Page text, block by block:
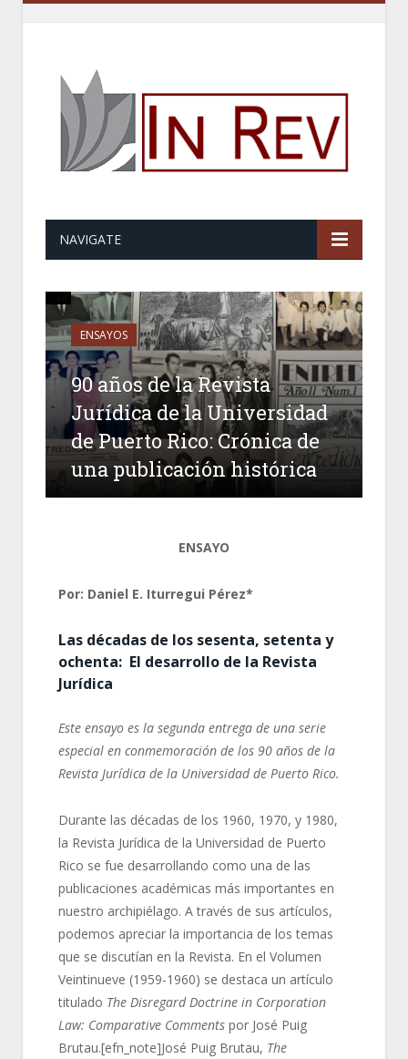
NAVIGATE
ENSAYOS
90 años de la Revista
Jurídica de la Universidad
de Puerto Rico: Crónica de
una publicación histórica
ENSAYO
Por: Daniel E. Iturregui Pérez*
Las décadas de los sesenta, setenta y
ochenta: El desarrollo de la Revista
Jurídica
Este ensayo es la segunda entrega de una serie
especial en conmemoración de los 90 años de la
Revista Jurídica de la Universidad de Puerto Rico.
Durante las décadas de los 1960, 1970, y 1980,
la Revista Jurídica de la Universidad de Puerto
Rico se fue desarrollando como una de las
publicaciones académicas más importantes en
nuestro archipiélago. A través de sus artículos,
podemos apreciar la importancia de los temas
que se discutían en la Revista. En el Volumen
Veintinueve (1959-1960) se destaca un artículo
titulado The Disregard Doctrine in Corporation
Law: Comparative Commentspor José Puig
Brutau.[efn_note]José Puig Brutau, The